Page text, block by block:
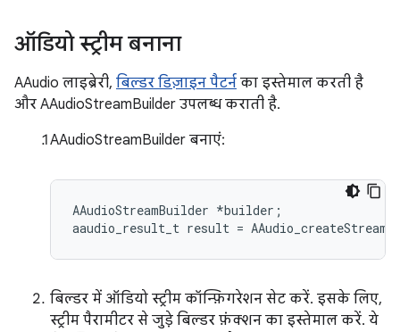
ऑडियो स्ट्रीम बनाना
AAudio लाइब्रेरी, बिल्डर डिज़ाइन पैटर्न का इस्तेमाल करती है
और AAudioStreamBuilder उपलब्ध कराती है.
AAudioStreamBuilder बनाएं:
AAudioStreamBuilder *builder;
बिल्डर में ऑडियो स्ट्रीम कॉन्फ़िगरेशन सेट करें. इसके लिए,
स्ट्रीम पैरामीटर से जुड़े बिल्डर फ़ंक्शन का इस्तेमाल करें. ये